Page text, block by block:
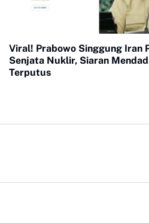
Viral! Prabowo Singgung Iran
Senjata Nuklir, Siaran
Terputus